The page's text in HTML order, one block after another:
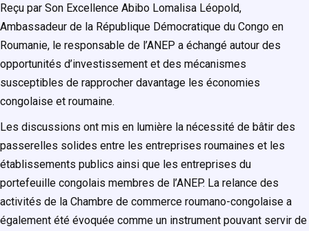
Reçu par Son Excellence Abibo Lomalisa Léopold,
Ambassadeur de la République Démocratique du Congo en
Roumanie, le responsable de l’ANEP a échangé autour des
opportunités d’investissement et des mécanismes
susceptibles de rapprocher davantage les économies
congolaise et roumaine.
Les discussions ont mis en lumière la nécessité de bâtir des
passerelles solides entre les entreprises roumaines et les
établissements publics ainsi que les entreprises du
portefeuille congolais membres de l’ANEP. La relance des
activités de la Chambre de commerce roumano-congolaise a
également été évoquée comme un instrument pouvant servir de